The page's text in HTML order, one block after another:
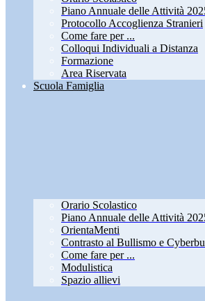
Piano Annuale delle Attività
Protocollo Accoglienza Stranieri
Come fare per ...
Colloqui Individuali a Distanza
Formazione
Area Riservata
Scuola Famiglia
Orario Scolastico
Piano Annuale delle Attività
OrientaMenti
Contrasto al Bullismo e
Come fare per ...
Modulistica
Spazio allievi